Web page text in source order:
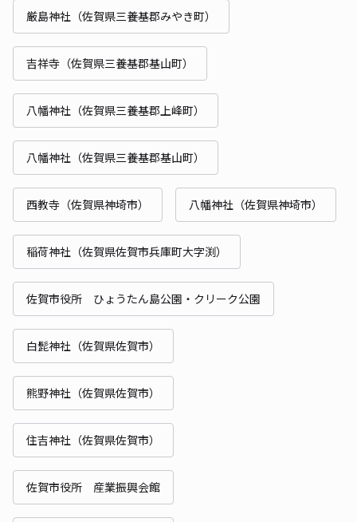
厳島神社（佐賀県三養基郡みやき町）
吉祥寺（佐賀県三養基郡基山町）
八幡神社（佐賀県三養基郡上峰町）
八幡神社（佐賀県三養基郡基山町）
西教寺（佐賀県神埼市） 八幡神社（佐賀県神埼市）
稲荷神社（佐賀県佐賀市兵庫町大字渕）
佐賀市役所 ひょうたん島公園・クリーク公園
白髭神社（佐賀県佐賀市）
熊野神社（佐賀県佐賀市）
住吉神社（佐賀県佐賀市）
佐賀市役所 産業振興会館